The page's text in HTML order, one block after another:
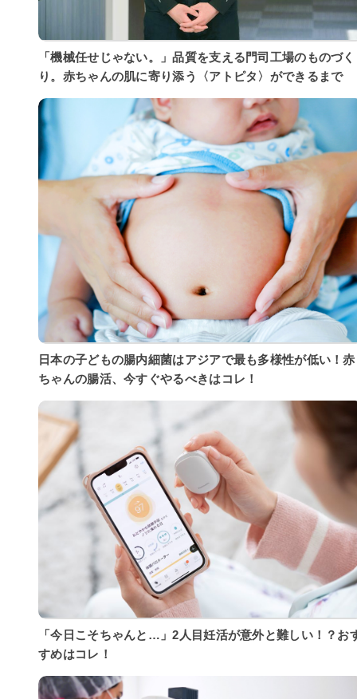
「機械任せじゃない。」品質を支える門司工場のものづく
り。赤ちゃんの肌に寄り添う〈アトピタ〉ができるまで
日本の子どもの腸内細菌はアジアで最も多様性が低い！赤
ちゃんの腸活、今すぐやるべきはコレ！
「今日こそちゃんと…」2人目妊活が意外と難しい！？お
すめはコレ！